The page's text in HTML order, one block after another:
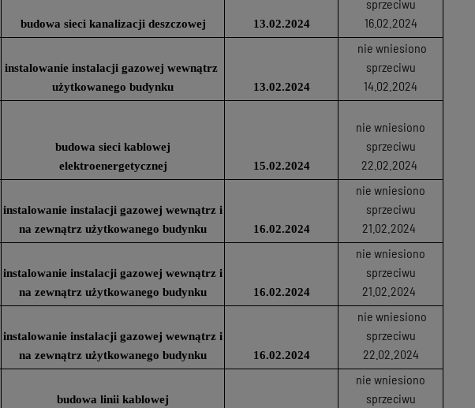
budowa sieci kanalizacji deszczowej 13.02.2024
sprzeciwu
16.02.2024
instalowanie instalacji gazowej wewnątrz
użytkowanego budynku
13.02.2024
nie wniesiono
sprzeciwu
14.02.2024
budowa sieci kablowej
elektroenergetycznej
15.02.2024
nie wniesiono
sprzeciwu
22.02.2024
instalowanie instalacji gazowej wewnątrz i
na zewnątrz użytkowanego budynku
16.02.2024
nie wniesiono
sprzeciwu
21.02.2024
instalowanie instalacji gazowej wewnątrz i
na zewnątrz użytkowanego budynku
16.02.2024
nie wniesiono
sprzeciwu
21.02.2024
instalowanie instalacji gazowej wewnątrz i
na zewnątrz użytkowanego budynku
16.02.2024
nie wniesiono
sprzeciwu
22.02.2024
budowa linii kablowej
nie wniesiono
sprzeciwu